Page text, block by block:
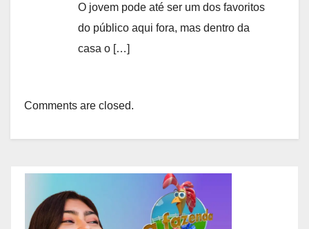
O jovem pode até ser um dos favoritos
do público aqui fora, mas dentro da
casa o […]
Comments are closed.